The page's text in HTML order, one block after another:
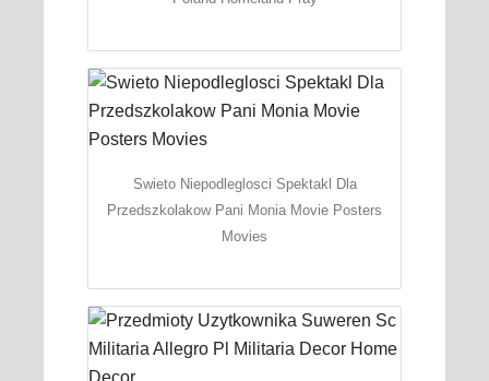
Swieto Niepodleglosci Spektakl Dla
Przedszkolakow Pani Monia Movie Posters
Movies